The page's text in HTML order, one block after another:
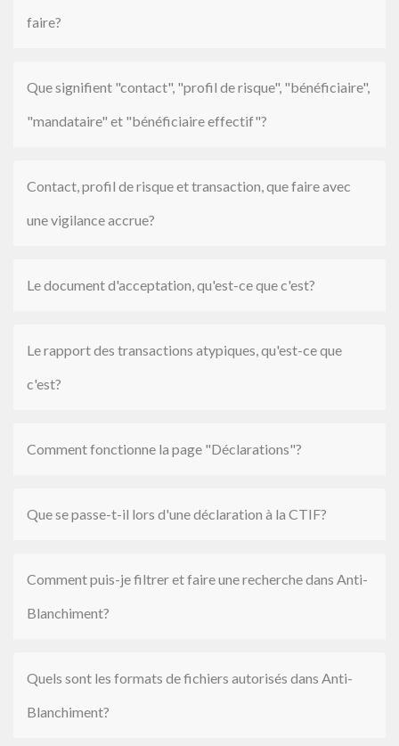
faire?
Que signifient "contact", "profil de risque", "bénéficiaire",
"mandataire" et "bénéficiaire effectif"?
Contact, profil de risque et transaction, que faire avec
une vigilance accrue?
Le document d'acceptation, qu'est-ce que c'est?
Le rapport des transactions atypiques, qu'est-ce que
c'est?
Comment fonctionne la page "Déclarations"?
Que se passe-t-il lors d'une déclaration à la CTIF?
Comment puis-je filtrer et faire une recherche dans Anti-
Blanchiment?
Quels sont les formats de fichiers autorisés dans Anti-
Blanchiment?